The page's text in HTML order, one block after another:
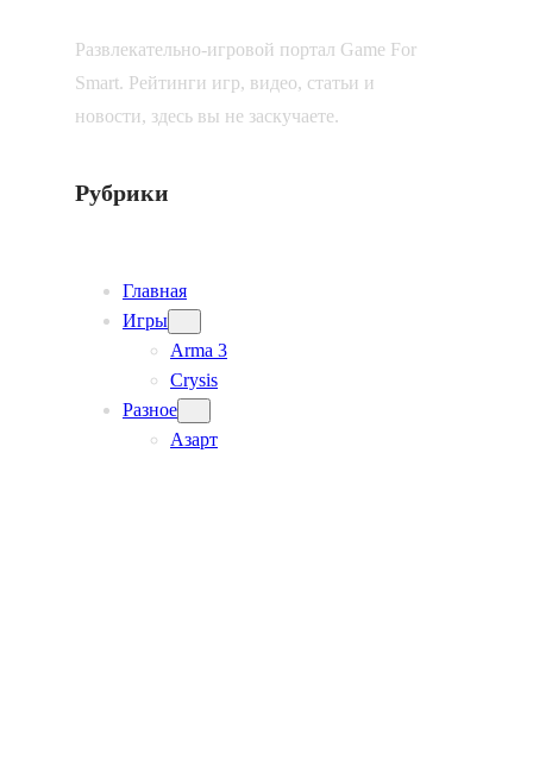
Развлекательно-игровой портал Game For
Smart. Рейтинги игр, видео, статьи и
новости, здесь вы не заскучаете.
Рубрики
Главная
Игры
Arma 3
Crysis
Разное
Азарт